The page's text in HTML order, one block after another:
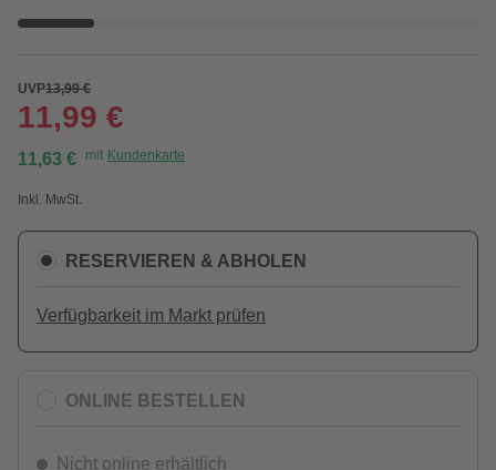
UVP13,99 €
11,99 €
11,63 € mit Kundenkarte
Inkl. MwSt.
RESERVIEREN & ABHOLEN
Verfügbarkeit im Markt prüfen
ONLINE BESTELLEN
Nicht online erhältlich